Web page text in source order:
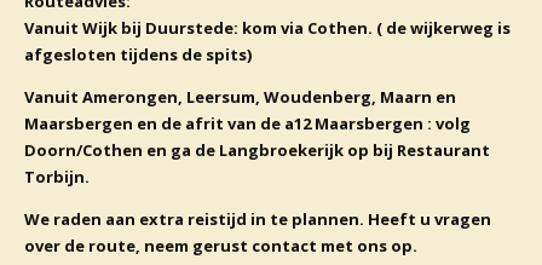
Vanuit Wijk bij Duurstede: kom via Cothen. ( de wijkerweg is
afgesloten tijdens de spits)
Vanuit Amerongen, Leersum, Woudenberg, Maarn en
Maarsbergen en de afrit van de a12 Maarsbergen : volg
Doorn/Cothen en ga de Langbroekerijk op bij Restaurant
Torbijn.
We raden aan extra reistijd in te plannen. Heeft u vragen
over de route, neem gerust contact met ons op.